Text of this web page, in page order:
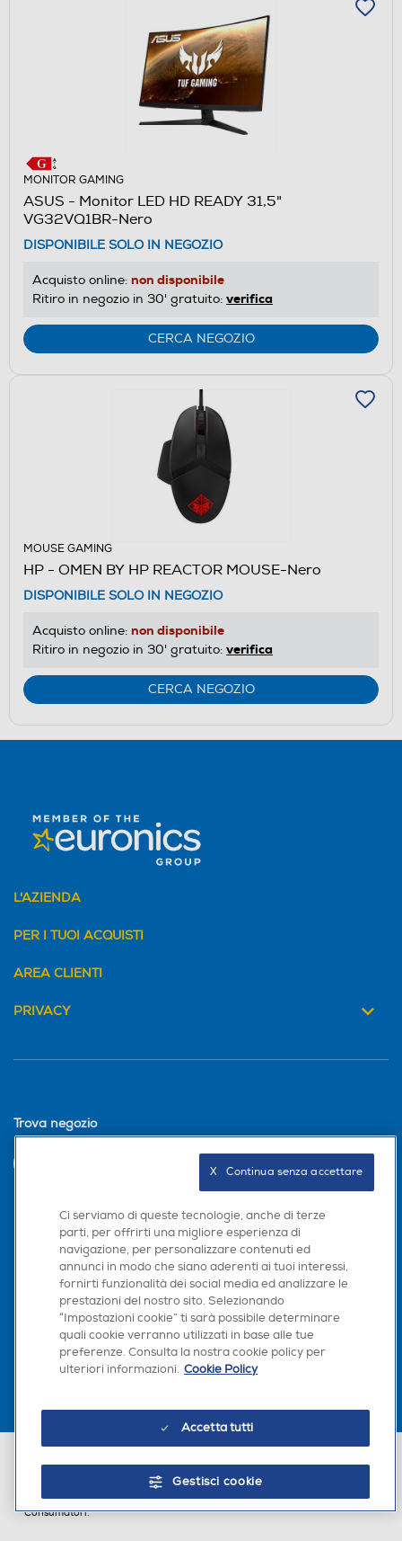
MONITOR GAMING
ASUS - Monitor LED HD READY 31,5"
VG32VQ1BR-Nero
DISPONIBILE SOLO IN NEGOZIO
Acquisto online: non disponibile
Ritiro in negozio in 30' gratuito: verifica
CERCA NEGOZIO
MOUSE GAMING
HP - OMEN BY HP REACTOR MOUSE-Nero
DISPONIBILE SOLO IN NEGOZIO
Acquisto online: non disponibile
Ritiro in negozio in 30' gratuito: verifica
CERCA NEGOZIO
L'AZIENDA
PER I TUOI ACQUISTI
AREA CLIENTI
PRIVACY
Trova negozio
Seguici sui social
Scarica la nostra app
Partita Iva, Codice Fiscale e iscrizione CCIAA Milano Monza Brianza Lodi
n. 13337170156. Codice intermediario SDI: HHBD9AK. Vendite soggette
agli Artt. 45 e ss del Codice del Consumo in tema di Diritti dei
Consumatori.
Ci serviamo di queste tecnologie, anche di terze
parti, per offrirti una migliore esperienza di
navigazione, per personalizzare contenuti ed
annunci in modo che siano aderenti ai tuoi interessi,
fornirti funzionalità dei social media ed analizzare le
prestazioni del nostro sito. Selezionando
“Impostazioni cookie” ti sarà possibile determinare
quali cookie verranno utilizzati in base alle tue
preferenze. Consulta la nostra cookie policy per
ulteriori informazioni. Cookie Policy
Accetta tutti
Gestisci cookie
X   Continua senza accettare